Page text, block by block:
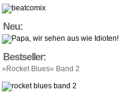
Neu:
Bestseller:
»Rocket Blues« Band 2